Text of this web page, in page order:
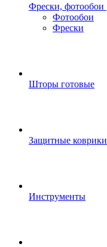
Фрески, фотообои
Фотообои
Фрески
Шторы готовые
Защитные коврики
Инструменты